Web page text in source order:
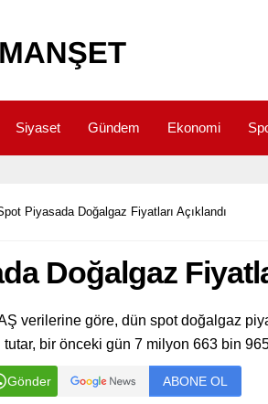
Siyaset Gündem Ekonomi
Piyasada Doğalgaz Fiyatları Açıklandı
Doğalgaz
verilerine göre, dün spot doğalgaz
tutar, bir önceki gün 7 milyon 663 bin
Gönder ABONE OL